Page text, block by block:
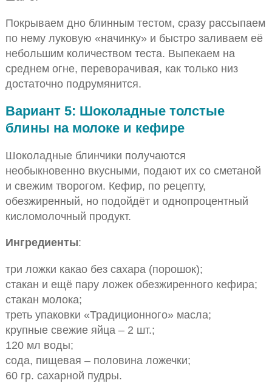
Покрываем дно блинным тестом, сразу рассыпаем
по нему луковую «начинку» и быстро заливаем её
небольшим количеством теста. Выпекаем на
среднем огне, переворачивая, как только низ
достаточно подрумянится.
Вариант 5: Шоколадные толстые
блины на молоке и кефире
Шоколадные блинчики получаются
необыкновенно вкусными, подают их со сметаной
и свежим творогом. Кефир, по рецепту,
обезжиренный, но подойдёт и однопроцентный
кисломолочный продукт.
Ингредиенты:
три ложки какао без сахара (порошок);
стакан и ещё пару ложек обезжиренного кефира;
стакан молока;
треть упаковки «Традиционного» масла;
крупные свежие яйца – 2 шт.;
120 мл воды;
сода, пищевая – половина ложечки;
60 гр. сахарной пудры.